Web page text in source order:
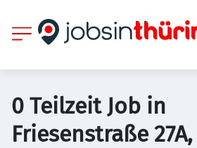
0 Teilzeit Job in
Friesenstraße 27A,